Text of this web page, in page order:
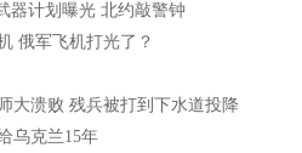
器计划曝光 北约敲警钟
俄军飞机打光了？
大溃败 残兵被打到下水道投降
乌克兰15年